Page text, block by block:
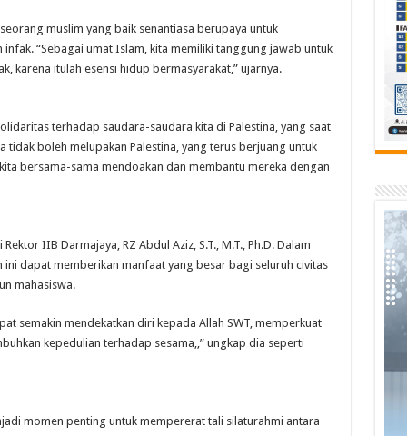
muslim yang baik senantiasa berupaya untuk
“Sebagai umat Islam, kita memiliki tanggung jawab untuk
karena itulah esensi hidup bermasyarakat,” ujarnya.
terhadap saudara-saudara kita di Palestina, yang saat
tidak boleh melupakan Palestina, yang terus berjuang untuk
bersama-sama mendoakan dan membantu mereka dengan
IIB Darmajaya, RZ Abdul Aziz, S.T., M.T., Ph.D. Dalam
dapat memberikan manfaat yang besar bagi seluruh civitas
mahasiswa.
semakin mendekatkan diri kepada Allah SWT, memperkuat
kepedulian terhadap sesama,,” ungkap dia seperti
momen penting untuk mempererat tali silaturahmi antara